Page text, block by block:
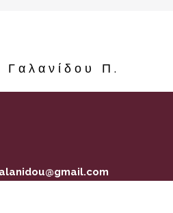
Γαλανίδου Π.